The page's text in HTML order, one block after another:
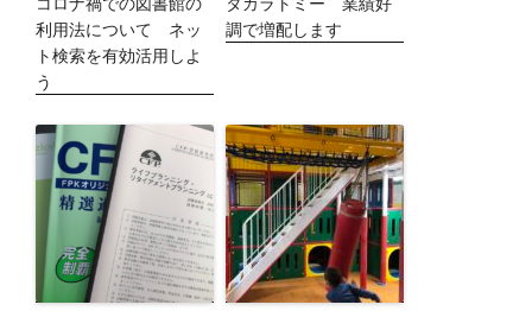
利用法について ネッ
ト検索を有効活用しよ
う
調で増配します